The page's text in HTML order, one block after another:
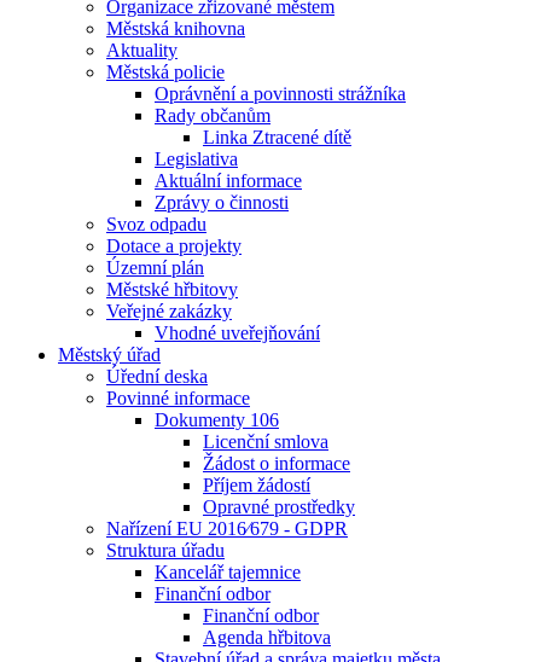
Organizace zřizované městem
Městská knihovna
Aktuality
Městská policie
Oprávnění a povinnosti strážníka
Rady občanům
Linka Ztracené dítě
Legislativa
Aktuální informace
Zprávy o činnosti
Svoz odpadu
Dotace a projekty
Územní plán
Městské hřbitovy
Veřejné zakázky
Vhodné uveřejňování
Městský úřad
Úřední deska
Povinné informace
Dokumenty 106
Licenční smlova
Žádost o informace
Příjem žádostí
Opravné prostředky
Nařízení EU 2016⁄679 - GDPR
Struktura úřadu
Kancelář tajemnice
Finanční odbor
Finanční odbor
Agenda hřbitova